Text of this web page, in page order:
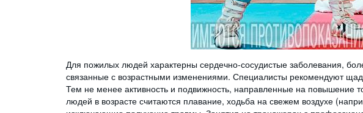
Для пожилых людей характерны сердечно-сосудистые заболевания,
связанные с возрастными изменениями. Специалисты рекомендуют
Тем не менее активность и подвижность, направленные на
людей в возрасте считаются плавание, ходьба на свежем воздухе